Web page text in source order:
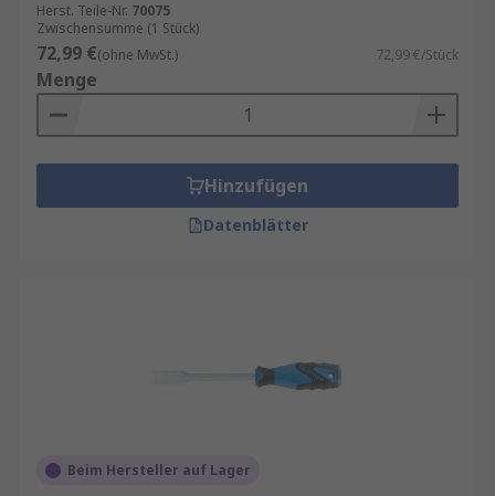
Herst. Teile-Nr. 70075
Zwischensumme (1 Stück)
72,99 €(ohne MwSt.) 72,99 €/Stück
Menge
Hinzufügen
Datenblätter
Beim Hersteller auf Lager